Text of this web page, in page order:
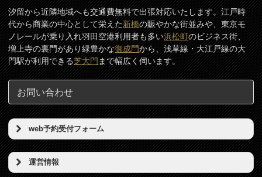
汐留から近隣地域へも交通費無料で出張対応いたします。江戸時
代から商業の中心として栄えた新橋の賑やかな街並みや、東京モ
ノレールが乗り入れ羽田空港利用者も多い浜松町のビジネス街、
増上寺の裏門があり緑豊かな御成門から、浅草線・大江戸線の大
門駅が利用できる芝大門まで幅広く伺います。
お問い合わせ
web予約受付フォーム
予約希望日（必須）
運営情報